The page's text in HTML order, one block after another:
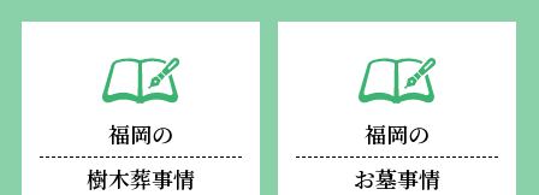
福岡の
樹木葬事情
福岡の
お墓事情